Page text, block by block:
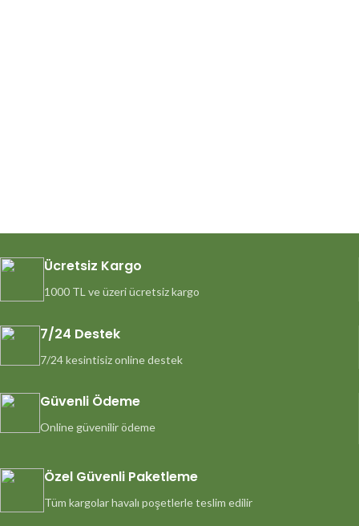
Ücretsiz Kargo
1000 TL ve üzeri ücretsiz kargo
7/24 Destek
7/24 kesintisiz online destek
Güvenli Ödeme
Online güvenilir ödeme
Özel Güvenli Paketleme
Tüm kargolar havalı poşetlerle teslim edilir